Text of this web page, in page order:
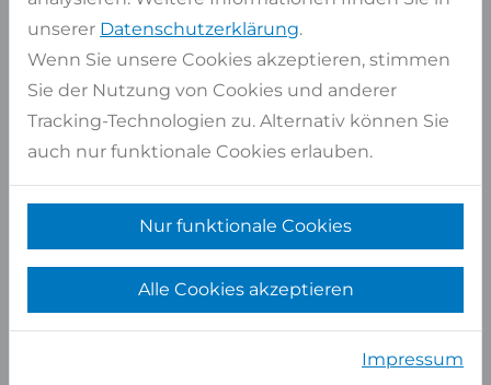
unserer Datenschutzerklärung.
Wenn Sie unsere Cookies akzeptieren, stimmen
Sie der Nutzung von Cookies und anderer
Tracking-Technologien zu. Alternativ können Sie
auch nur funktionale Cookies erlauben.
Nur funktionale Cookies
Alle Cookies akzeptieren
Impressum